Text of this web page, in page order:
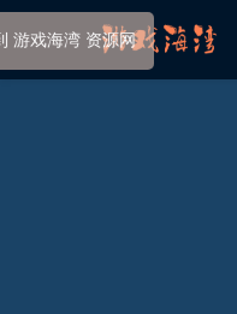
欢迎来到 游戏海湾 资源网